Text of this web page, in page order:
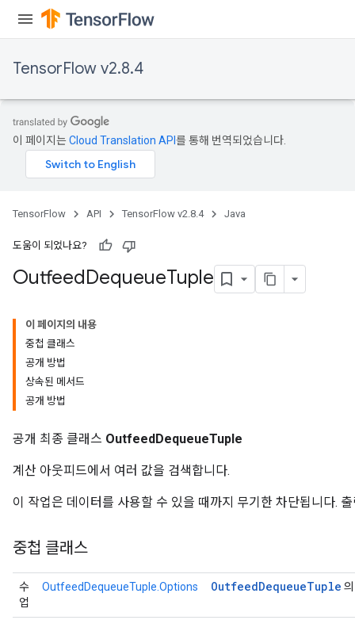
TensorFlow v2.8.4
이 페이지는Cloud Translation API 를 통해 번역되었습니다.
TensorFlow API TensorFlow v2.8.4 Java
도움이 되었나요?
OutfeedDequeueTuple
이 페이지의 내용
중첩 클래스
공개 방법
상속된 메서드
공개 방법
공개 최종 클래스 OutfeedDequeueTuple
계산 아웃피드에서 여러 값을 검색합니다.
이 작업은 데이터를 사용할 수 있을 때까지 무기한 차단됩니다.
중첩 클래스
수
업
OutfeedDequeueTuple.Options OutfeedDequeueTuple